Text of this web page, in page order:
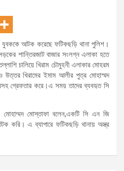
আটক করেছে ফটিকছড়ি থানা পুলিশ।
শান্তিরজাট বাজার সংলগ্ন এলাকা হতে
চালিয়ে খিরাম চৌমুহনী এলাকার মোহরম
খিরামের ইমাম আলীর পুত্র মোহাস্মদ
গ্রেফতার করে।এ সময় তাদের ব্যবহৃত সি
মোস্তাফা বলেন,একটি সি এন জি
করি। এ ব্যাপারে ফটিকছড়ি থানায় অস্ত্র